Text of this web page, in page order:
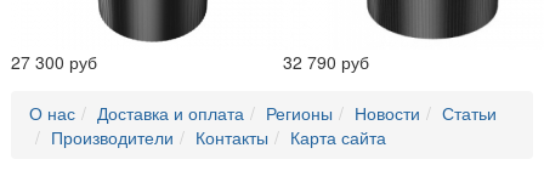
27 300 руб 32 790 руб
О нас Доставка и оплата Регионы Новости
Статьи
Производители
Контакты Карта сайта